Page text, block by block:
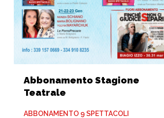
Abbonamento Stagione
Teatrale
ABBONAMENTO 9 SPETTACOLI